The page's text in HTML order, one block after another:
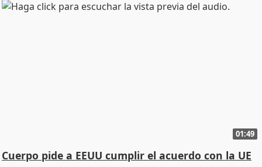
01:49
Cuerpo pide a EEUU cumplir el acuerdo con la UE